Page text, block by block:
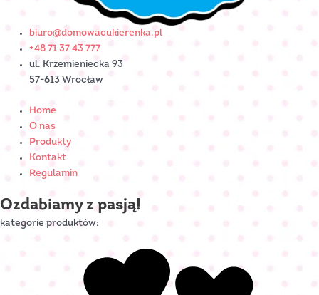
biuro@domowacukierenka.pl
+48 71 37 43 777
ul. Krzemieniecka 93
57-613 Wrocław
Home
O nas
Produkty
Kontakt
Regulamin
Ozdabiamy z pasją!
kategorie produktów: